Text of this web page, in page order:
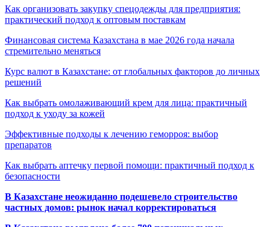
Как организовать закупку спецодежды для предприятия:
практический подход к оптовым поставкам
Финансовая система Казахстана в мае 2026 года начала
стремительно меняться
Курс валют в Казахстане: от глобальных факторов до личных
решений
Как выбрать омолаживающий крем для лица: практичный
подход к уходу за кожей
Эффективные подходы к лечению геморроя: выбор
препаратов
Как выбрать аптечку первой помощи: практичный подход к
безопасности
В Казахстане неожиданно подешевело строительство
частных домов: рынок начал корректироваться